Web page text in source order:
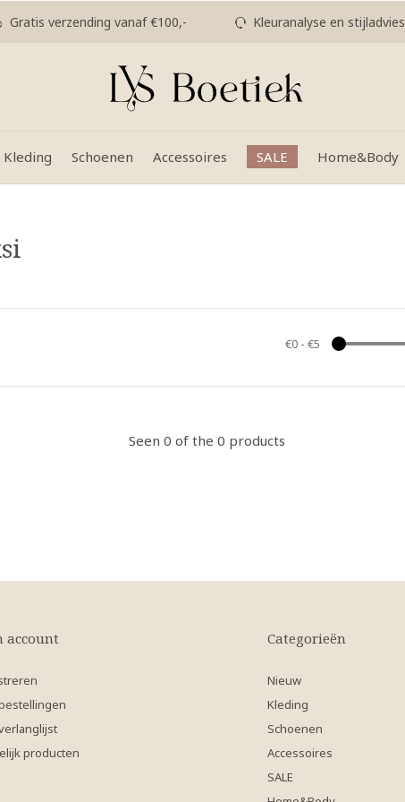
Kleding Schoenen Accessoires SALE Home&Body
Gratis verzending vanaf €100,- Kleuranalyse en stijladvies
€0- €5
Seen 0 of the 0 products
account
producten
Categorieën
Nieuw
Kleding
Schoenen
Accessoires
SALE